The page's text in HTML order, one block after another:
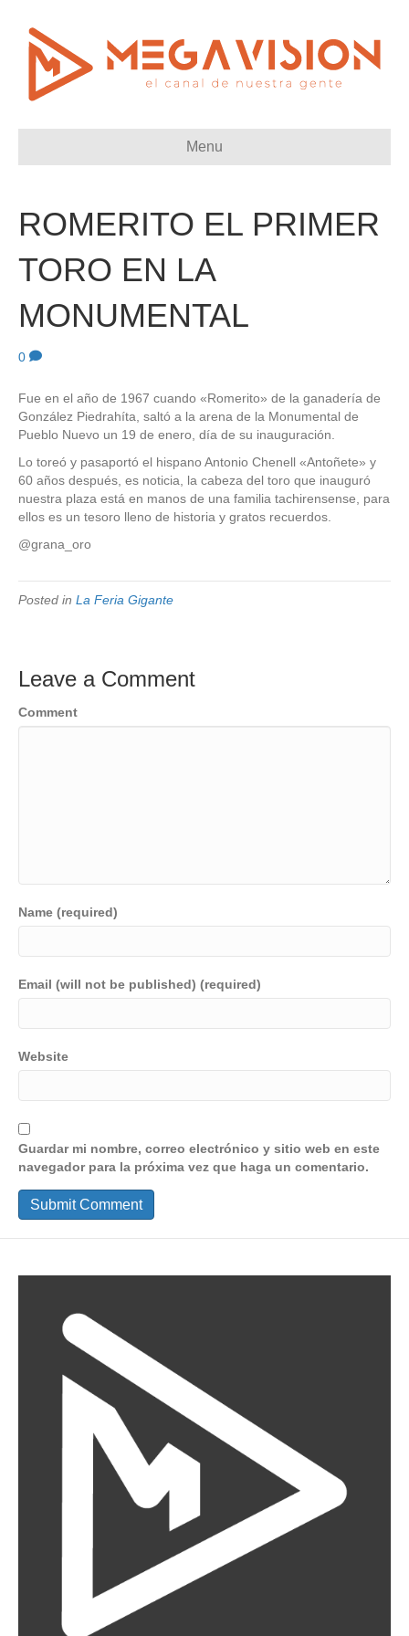
Menu
ROMERITO EL PRIMER
TORO EN LA
MONUMENTAL
0
Fue en el año de 1967 cuando «Romerito» de la ganadería de
González Piedrahíta, saltó a la arena de la Monumental de
Pueblo Nuevo un 19 de enero, día de su inauguración.
Lo toreó y pasaportó el hispano Antonio Chenell «Antoñete» y
60 años después, es noticia, la cabeza del toro que inauguró
nuestra plaza está en manos de una familia tachirensense, para
ellos es un tesoro lleno de historia y gratos recuerdos.
@grana_oro
Posted in La Feria Gigante
Leave a Comment
Comment
Name (required)
Email (will not be published) (required)
Website
Guardar mi nombre, correo electrónico y sitio web en este
navegador para la próxima vez que haga un comentario.